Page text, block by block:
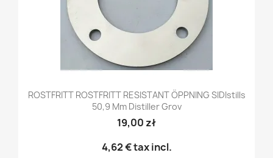
ROSTFRITT ROSTFRITT RESISTANT ÖPPNING SIDIstills
50,9 Mm Distiller Grov
19,00 zł
4,62 €tax incl.